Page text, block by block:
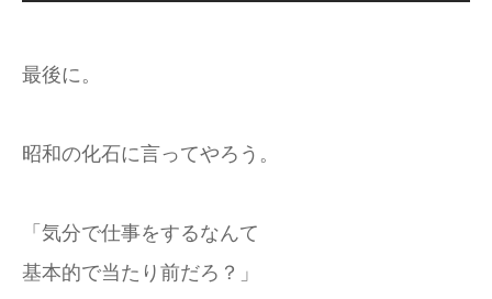
最後に。
昭和の化石に言ってやろう。
「気分で仕事をするなんて
基本的で当たり前だろ？」